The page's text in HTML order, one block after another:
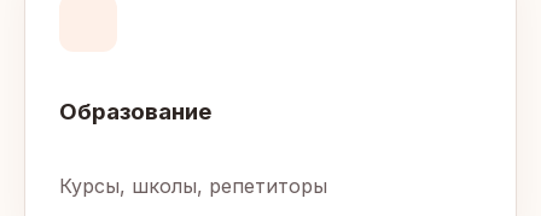
Образование
Курсы, школы, репетиторы